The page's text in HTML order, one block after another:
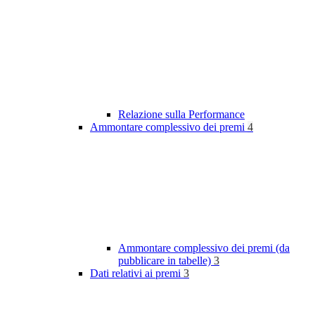
Relazione sulla Performance
Ammontare complessivo dei premi 4
Ammontare complessivo dei premi (da
pubblicare in tabelle) 3
Dati relativi ai premi 3